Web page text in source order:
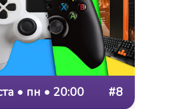
• пн • 20:00 #8